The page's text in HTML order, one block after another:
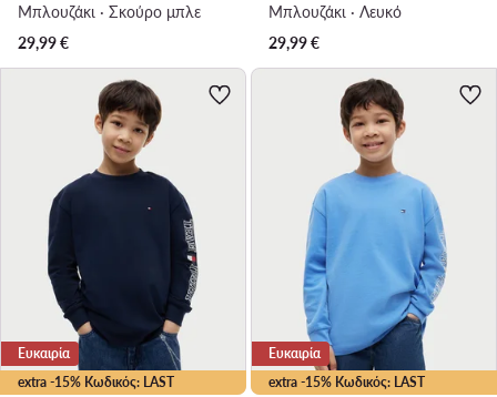
Μπλουζάκι · Σκούρο μπλε
29,99€
Μπλουζάκι · Λευκό
29,99€
extra -15% Κωδικός: LAST
Ευκαιρία
extra -15% Κωδικός: LAST
Ευκαιρία